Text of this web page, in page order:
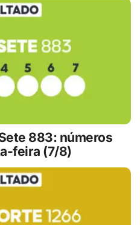
883: números
feira (7/8)